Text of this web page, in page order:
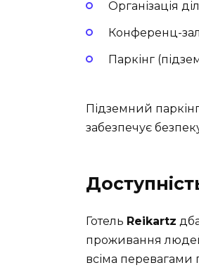
Організація
Конференц-
Паркінг
Підземний
забезпечує
Готель Reikartz
проживання
всіма перевагами